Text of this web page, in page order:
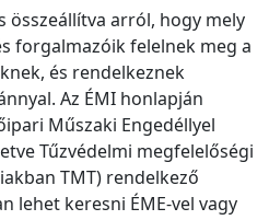
összeállítva arról, hogy mely
forgalmazóik felelnek meg a
és rendelkeznek
Az ÉMI honlapján
Műszaki Engedéllyel
Tűzvédelmi megfelelőségi
TMT) rendelkező
lehet keresni ÉME-vel vagy